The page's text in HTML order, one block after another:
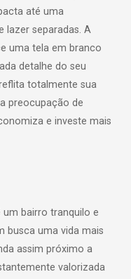
até uma
lazer separadas. A
uma tela em branco
detalhe do seu
totalmente sua
preocupação de
e investe mais
um bairro tranquilo e
busca uma vida mais
assim próximo a
valorizada